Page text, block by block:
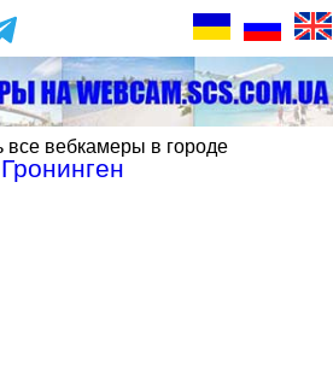
все вебкамеры в городе
Гронинген